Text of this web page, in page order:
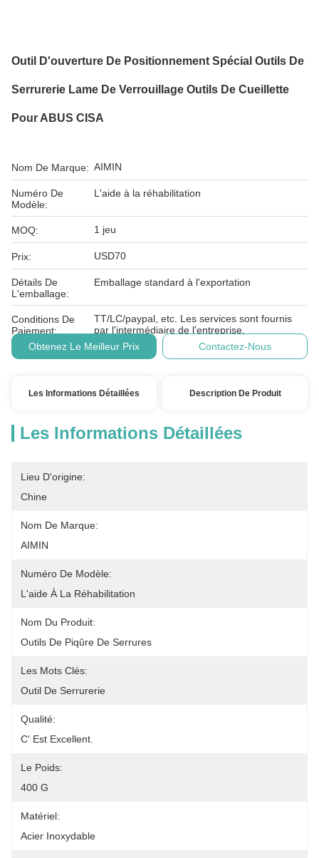
Outil D'ouverture De Positionnement Spécial Outils De
Serrurerie Lame De Verrouillage Outils De Cueillette
Pour ABUS CISA
Nom De Marque: AIMIN
Numéro De
Modèle:
L'aide à la réhabilitation
MOQ: 1 jeu
Prix: USD70
Détails De
L'emballage:
Emballage standard à l'exportation
Conditions De
Paiement:
TT/LC/paypal, etc. Les services sont fournis
par l'intermédiaire de l'entreprise.
Obtenez Le Meilleur Prix
Contactez-Nous
Les Informations Détaillées Description De Produit
Les Informations Détaillées
Lieu D'origine:
Chine
Nom De Marque:
AIMIN
Numéro De Modèle:
L'aide À La Réhabilitation
Nom Du Produit:
Outils De Piqûre De Serrures
Les Mots Clés:
Outil De Serrurerie
Qualité:
C' Est Excellent.
Le Poids:
400 G
Matériel:
Acier Inoxydable